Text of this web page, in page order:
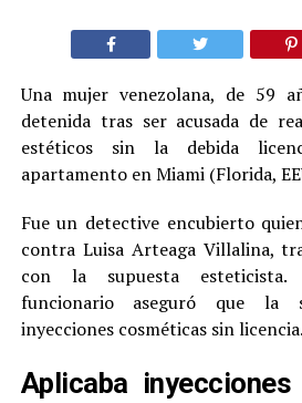
Una mujer venezolana, de 59
detenida tras ser acusada de
estéticos sin la debida
apartamento en Miami (Florida,
Fue un detective encubierto
contra Luisa Arteaga Villalina,
con la supuesta esteticista.
funcionario aseguró que la
inyecciones cosméticas sin licencia.
Aplicaba